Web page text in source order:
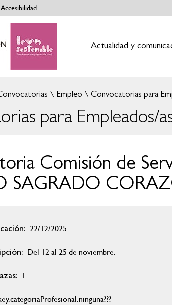
Accesibilidad
Actualidad y
Empleo Convocatorias para
para Empleados/
Comisión de
SAGRADO
22/12/2025
Del 12 al 25 de noviembre.
1